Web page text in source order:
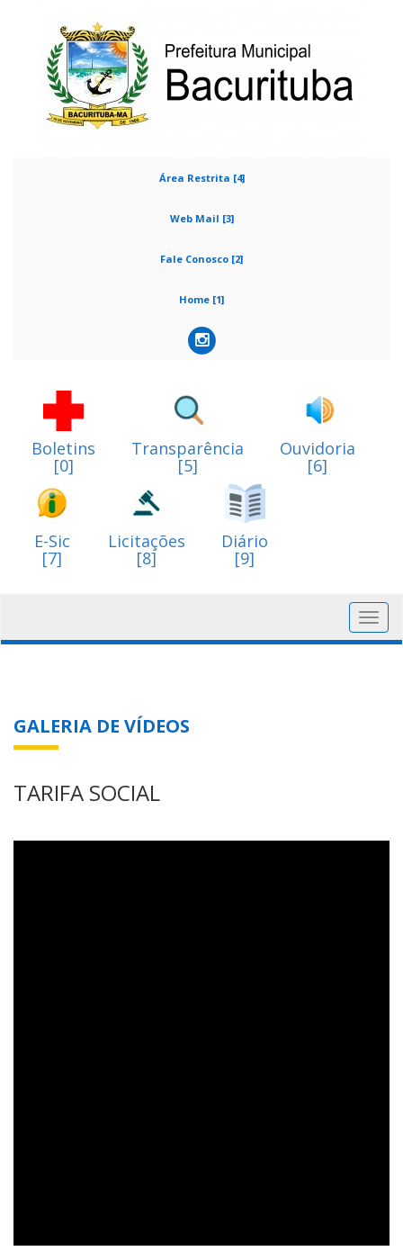
Área Restrita [4]
Web Mail [3]
Fale Conosco [2]
Home [1]
Boletins
[0]
Transparência
[5]
Ouvidoria
[6]
E-Sic
[7]
Licitações
[8]
Diário
[9]
GALERIA DE VÍDEOS
TARIFA SOCIAL